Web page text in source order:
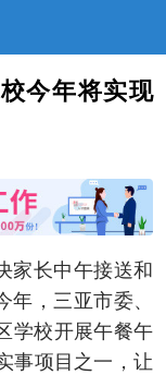
今年将实现
长中午接送和
，三亚市委、
学校开展午餐午
事项目之一，让